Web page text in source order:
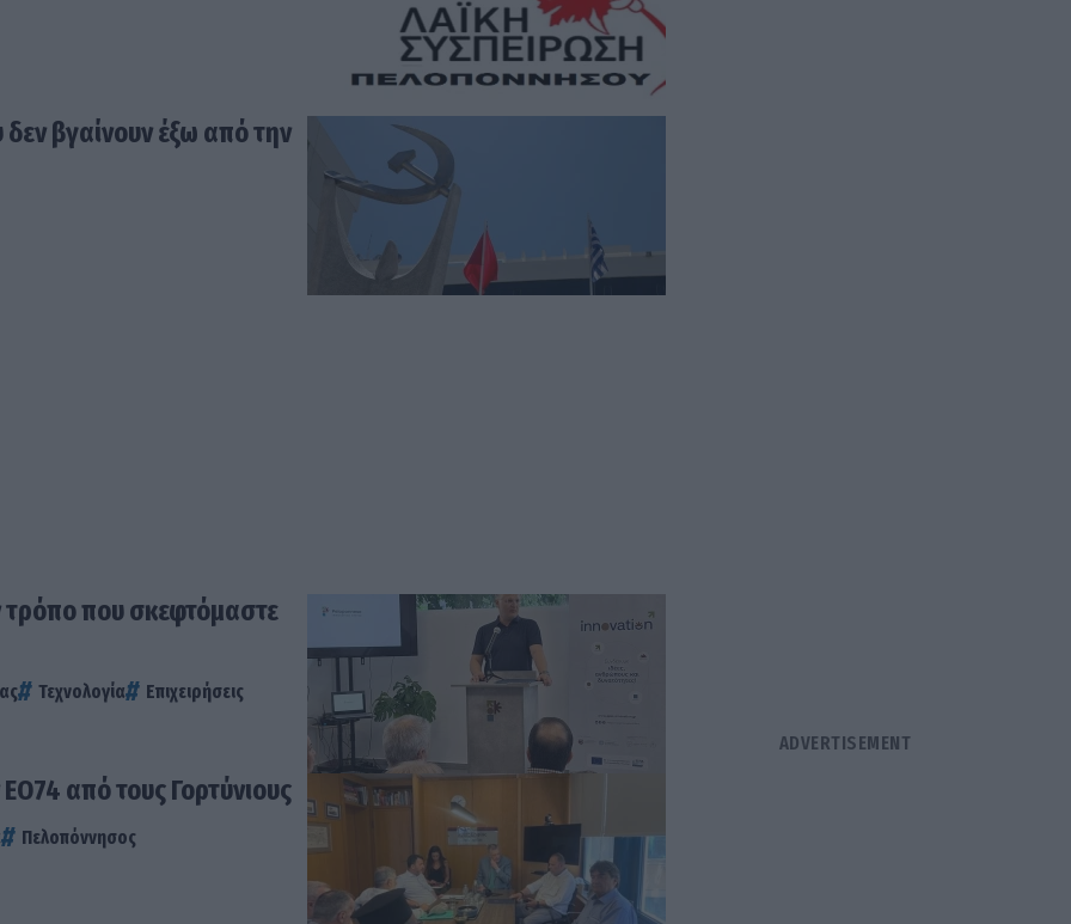
βγαίνουν έξω από την
τρόπο που σκεφτόμαστε
Τεχνολογία
Επιχειρήσεις
από τους Γορτύνιους
Πελοπόννησος